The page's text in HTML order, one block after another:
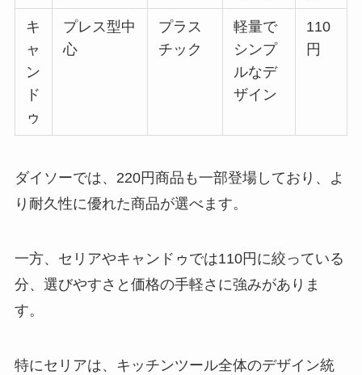
キ
ャ
ン
ド
ゥ
プレス型中
心
プラス
チック
軽量で
シンプ
ルなデ
ザイン
110
円
ダイソーでは、220円商品も一部登場しており、よ
り耐久性に優れた商品が選べます。
一方、セリアやキャンドゥでは110円に絞っている
分、選びやすさと価格の手軽さに強みがありま
す。
特にセリアは、キッチンツール全体のデザイン統